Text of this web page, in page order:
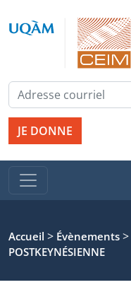
JE DONNE
Accueil > Évènements >
POSTKEYNÉSIENNE